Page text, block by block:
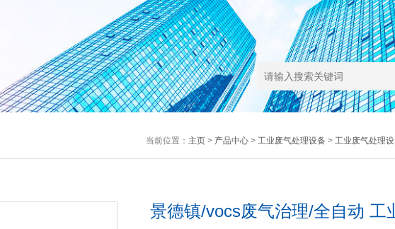
当前位置： 主页> 产品中心> 工业废气处理设备> 工业废气处理
景德镇/vocs废气治理/全自动 工